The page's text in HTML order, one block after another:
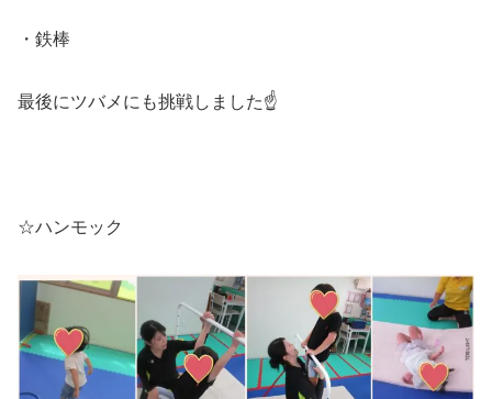
・鉄棒
最後にツバメにも挑戦しました☝
☆ハンモック